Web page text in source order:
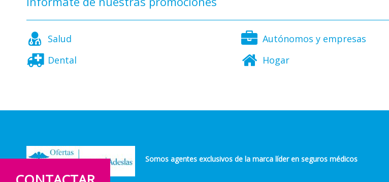
Salud
Dental
Autónomos y empresas
Hogar
Somos agentes exclusivos de la marca líder en seguros médicos